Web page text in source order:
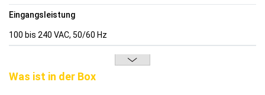
Eingangsleistung
100 bis 240 VAC, 50/60 Hz
Was ist in der Box